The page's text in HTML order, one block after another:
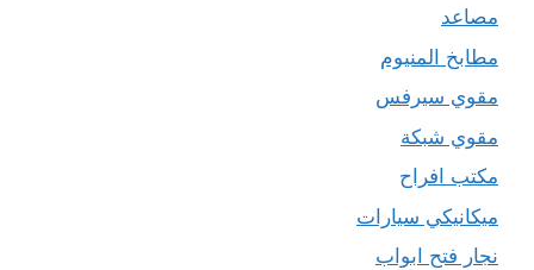
مصاعد
مطابخ المنيوم
مقوي سيرفس
مقوي شبكة
مكتب افراح
ميكانيكي سيارات
نجار فتح ابواب